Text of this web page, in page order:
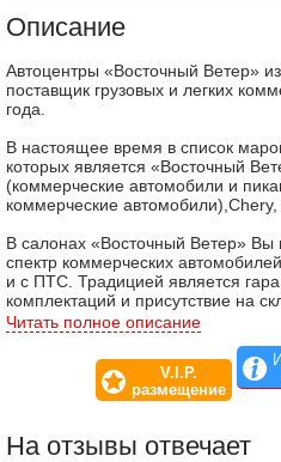
Описание
Автоцентры «Восточный Ветер»
поставщик грузовых и легких
года.
В настоящее время в список
которых является «Восточный
(коммерческие автомобили и
коммерческие автомобили),Chery,
В салонах «Восточный Ветер» Вы
спектр коммерческих
и с ПТС. Традицией является
комплектаций и присутствие на
специализированных решений:
автобусов, грузовых фургонов
грузоподъемности, а также
для социальных и коммунальных
Читать полное описание
V.I.P.
размещение
На отзывы отвечает